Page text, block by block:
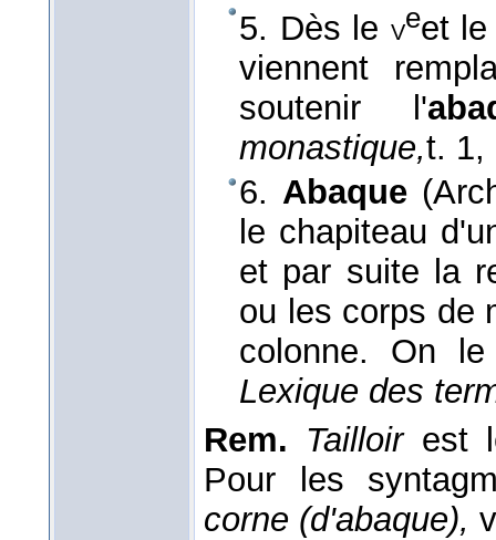
5. Dès le veet
viennent
soutenir l'
monastique,t. 1,
6. Abaque
le chapiteau
et par suite la
ou les corps de
colonne. On
Lexique des
Rem. Tailloirest
Pour les
corne (d'abaque),